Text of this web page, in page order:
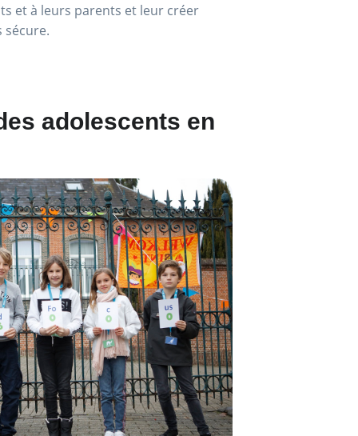
et à leurs parents et leur créer
adolescents en